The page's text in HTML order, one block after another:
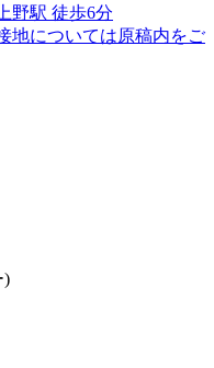
野駅 徒歩6分
地については原稿内をご
)